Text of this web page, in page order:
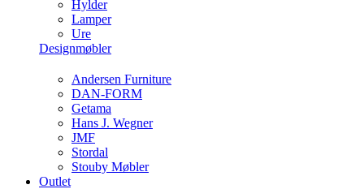
Hylder
Lamper
Ure
Designmøbler
Andersen Furniture
DAN-FORM
Getama
Hans J. Wegner
JMF
Stordal
Stouby Møbler
Outlet